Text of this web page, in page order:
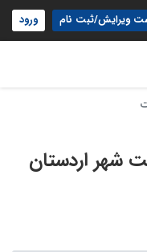
ویرایش/ثبت نام ورود
شهر اردستان